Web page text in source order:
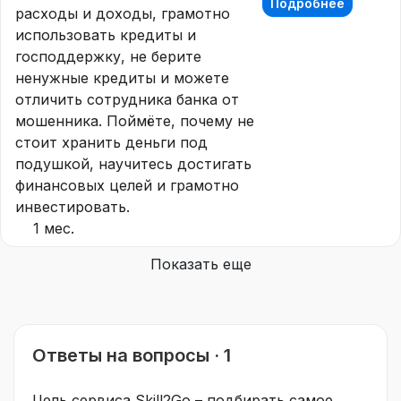
расходы и доходы, грамотно
использовать кредиты и
господдержку, не берите
ненужные кредиты и можете
отличить сотрудника банка от
мошенника. Поймёте, почему не
стоит хранить деньги под
подушкой, научитесь достигать
финансовых целей и грамотно
инвестировать.
1 мес.
Подробнее
Показать еще
Ответы на вопросы · 1